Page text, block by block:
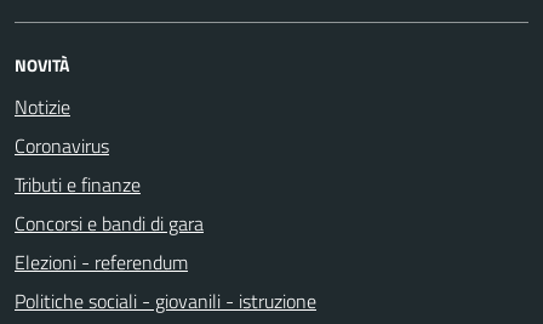
NOVITÀ
Notizie
Coronavirus
Tributi e finanze
Concorsi e bandi di gara
Elezioni - referendum
Politiche sociali - giovanili - istruzione